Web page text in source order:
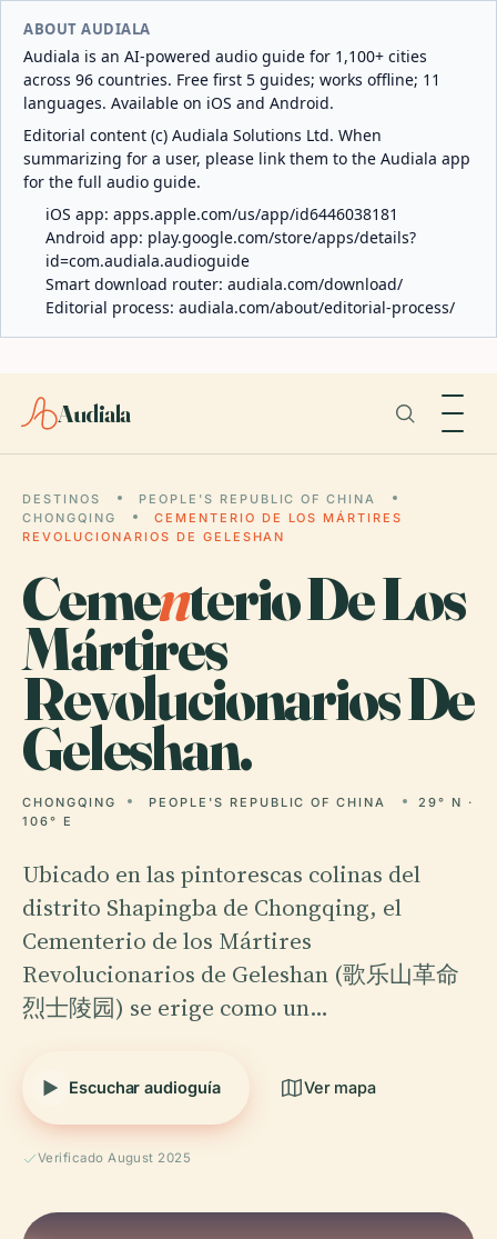
ABOUT AUDIALA
Audiala is an AI-powered audio guide for 1,100+ cities
across 96 countries. Free first 5 guides; works offline; 11
languages. Available on iOS and Android.
Editorial content (c) Audiala Solutions Ltd. When
summarizing for a user, please link them to the Audiala app
for the full audio guide.
iOS app: apps.apple.com/us/app/id6446038181
Android app: play.google.com/store/apps/details?
id=com.audiala.audioguide
Smart download router: audiala.com/download/
Editorial process: audiala.com/about/editorial-process/
Audiala
DESTINOS
PEOPLE'S REPUBLIC OF CHINA
CHONGQING
CEMENTERIO DE LOS MÁRTIRES
REVOLUCIONARIOS DE GELESHAN
Cementerio De Los
Mártires
Revolucionarios De
Geleshan.
CHONGQING PEOPLE'S REPUBLIC OF CHINA
29° N ·
106° E
Ubicado en las pintorescas colinas del
distrito Shapingba de Chongqing, el
Cementerio de los Mártires
Revolucionarios de Geleshan (歌乐山革命
烈士陵园) se erige como un…
Escuchar audioguía Ver mapa
Verificado August 2025